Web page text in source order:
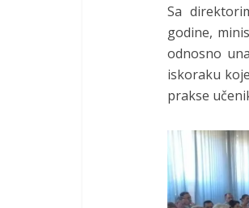
Sa
godine,
odnosno
iskoraku
prakse